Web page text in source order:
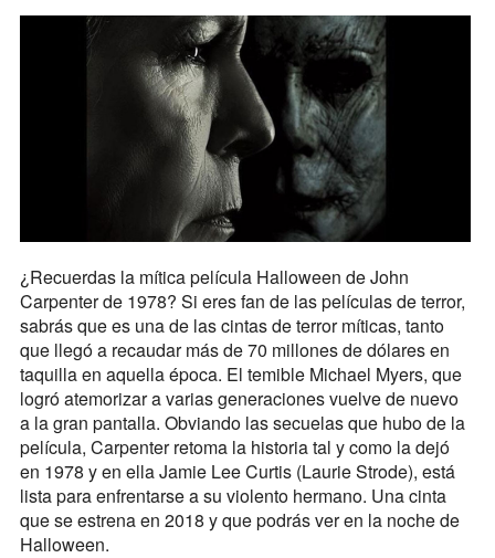
¿Recuerdas la mítica película Halloween de John
Carpenter de 1978? Si eres fan de las películas de terror,
sabrás que es una de las cintas de terror míticas, tanto
que llegó a recaudar más de 70 millones de dólares en
taquilla en aquella época. El temible Michael Myers, que
logró atemorizar a varias generaciones vuelve de nuevo
a la gran pantalla. Obviando las secuelas que hubo de la
película, Carpenter retoma la historia tal y como la dejó
en 1978 y en ella Jamie Lee Curtis (Laurie Strode), está
lista para enfrentarse a su violento hermano. Una cinta
que se estrena en 2018 y que podrás ver en la noche de
Halloween.